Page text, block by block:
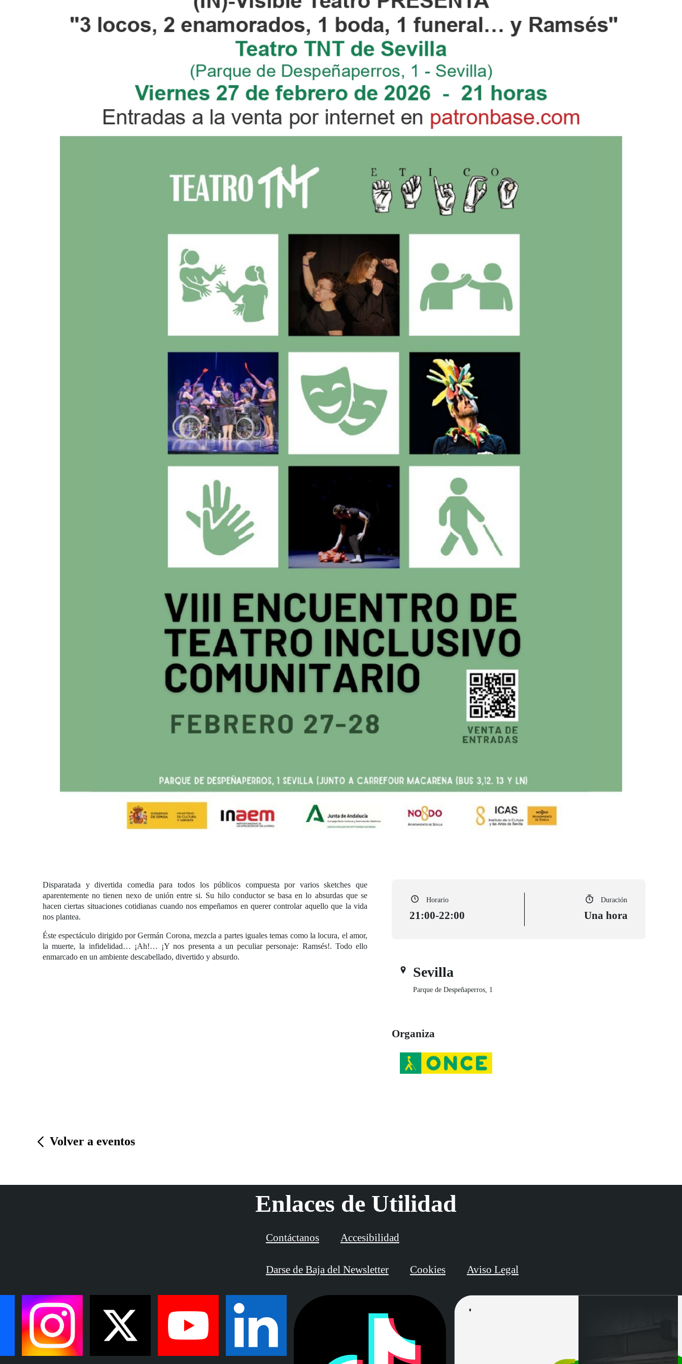
Disparatada y divertida comedia para todos los públicos compuesta por varios sketches que
aparentemente no tienen nexo de unión entre si. Su hilo conductor se basa en lo absurdas que se
hacen ciertas situaciones cotidianas cuando nos empeñamos en querer controlar aquello que la vida
nos plantea.
Éste espectáculo dirigido por Germán Corona, mezcla a partes iguales temas como la locura, el amor,
la muerte, la infidelidad… ¡Ah!… ¡Y nos presenta a un peculiar personaje: Ramsés!. Todo ello
enmarcado en un ambiente descabellado, divertido y absurdo.
Horario
21:00-22:00
Duración
Una hora
Sevilla
Parque de Despeñaperros, 1
Organiza
Volver a eventos
Enlaces de Utilidad
Contáctanos Accesibilidad
Darse de Baja del Newsletter Cookies Aviso Legal